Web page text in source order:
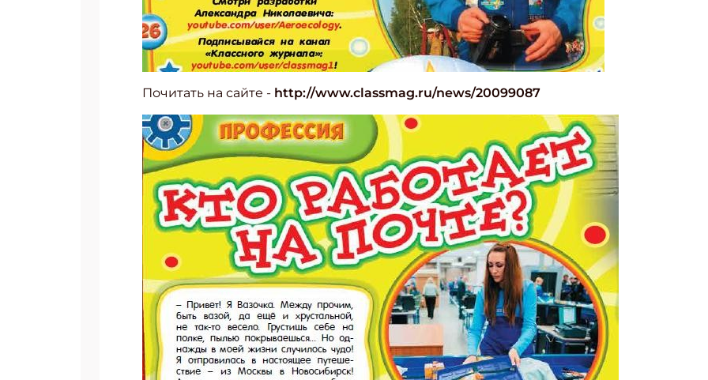
Почитать на сайте - http://www.classmag.ru/news/20099087